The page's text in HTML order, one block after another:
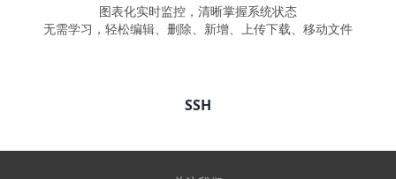
图表化实时监控，清晰掌握系统状态
无需学习，轻松编辑、删除、新增、上传下载、移动文件
SSH